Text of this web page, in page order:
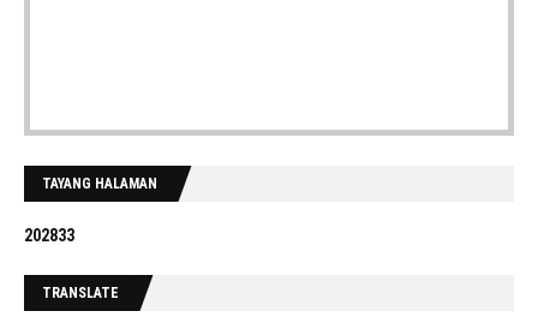
TAYANG HALAMAN
202833
TRANSLATE